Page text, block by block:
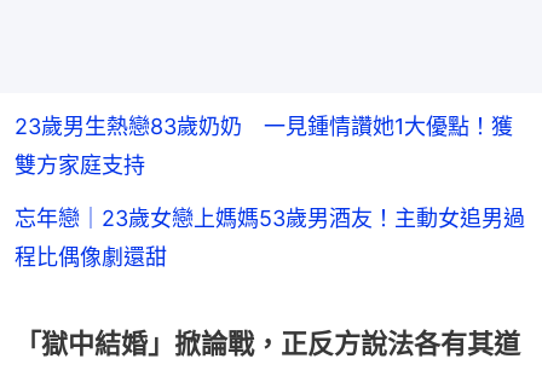
23歲男生熱戀83歲奶奶 一見鍾情讚她1大優點！獲
雙方家庭支持
忘年戀｜23歲女戀上媽媽53歲男酒友！主動女追男過
程比偶像劇還甜
「獄中結婚」掀論戰，正反方說法各有其道